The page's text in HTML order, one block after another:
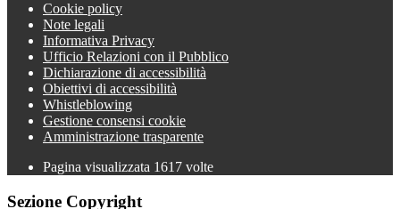
Cookie policy
Note legali
Informativa Privacy
Ufficio Relazioni con il Pubblico
Dichiarazione di accessibilità
Obiettivi di accessibilità
Whistleblowing
Gestione consensi cookie
Amministrazione trasparente
Pagina visualizzata 1617 volte
Sezione Copyright